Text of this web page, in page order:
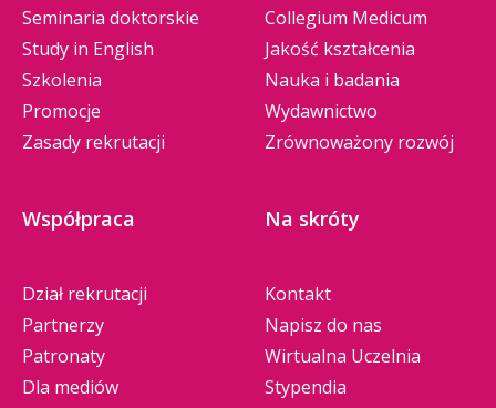
Seminaria doktorskie
Study in English
Szkolenia
Promocje
Zasady rekrutacji
Collegium Medicum
Jakość kształcenia
Nauka i badania
Wydawnictwo
Zrównoważony rozwój
Współpraca
Dział rekrutacji
Partnerzy
Patronaty
Dla mediów
Na skróty
Kontakt
Napisz do nas
Wirtualna Uczelnia
Stypendia